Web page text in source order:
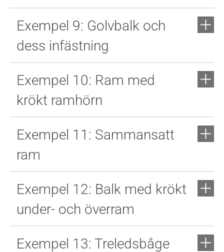
Exempel 9: Golvbalk och
dess infästning
Exempel 10: Ram med
krökt ramhörn
Exempel 11: Sammansatt
ram
Exempel 12: Balk med krökt
under- och överram
Exempel 13: Treledsbåge